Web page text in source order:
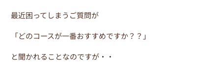
最近困ってしまうご質問が
「どのコースが一番おすすめですか？？」
と聞かれることなのですが・・